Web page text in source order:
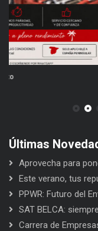
Este verano, tus
Últimas
Aprovecha para
Este verano, tus
PPWR: Futuro del
SAT BELCA:
Carrera de